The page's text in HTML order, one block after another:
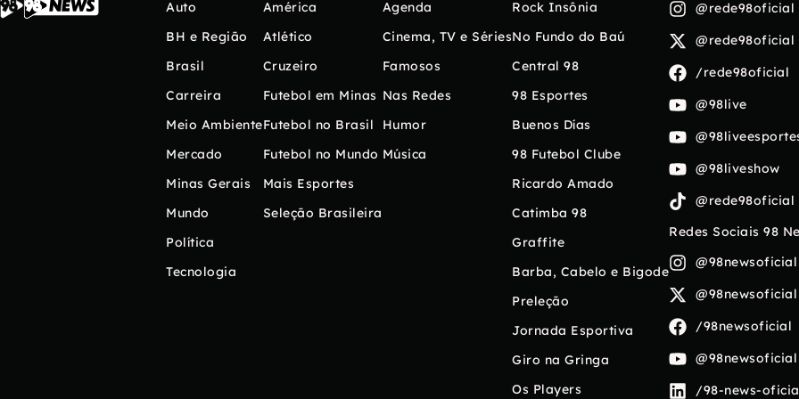
Auto
BH e Região
Brasil
Carreira
Meio Ambiente
Mercado
Minas Gerais
Mundo
Política
Tecnologia
América
Atlético
Cruzeiro
Futebol em Minas
Futebol no Brasil
Futebol no Mundo
Mais Esportes
Seleção Brasileira
Agenda
Cinema, TV e Séries
Famosos
Nas Redes
Humor
Música
Rock Insônia
No Fundo do Baú
Central 98
98 Esportes
Buenos Días
98 Futebol Clube
Ricardo Amado
Catimba 98
Graffite
Barba, Cabelo e Bigode
Preleção
Jornada Esportiva
Giro na Gringa
Os Players
@rede98oficial
@rede98oficial
/rede98oficial
@98live
@98liveshow
@rede98oficial
Redes Sociais 98
@98newsoficial
@98newsoficial
/98newsoficial
@98newsoficial
/98-news-